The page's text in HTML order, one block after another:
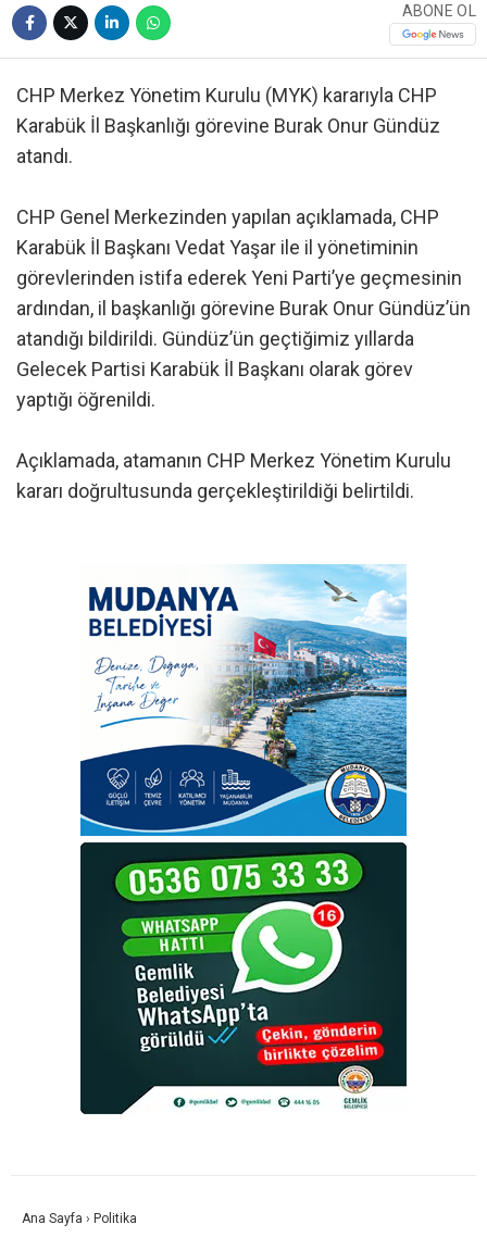
ABONE OL
CHP Merkez Yönetim Kurulu (MYK) kararıyla CHP
Karabük İl Başkanlığı görevine Burak Onur Gündüz
atandı.
CHP Genel Merkezinden yapılan açıklamada, CHP
Karabük İl Başkanı Vedat Yaşar ile il yönetiminin
görevlerinden istifa ederek Yeni Parti’ye geçmesinin
ardından, il başkanlığı görevine Burak Onur Gündüz’ün
atandığı bildirildi. Gündüz’ün geçtiğimiz yıllarda
Gelecek Partisi Karabük İl Başkanı olarak görev
yaptığı öğrenildi.
Açıklamada, atamanın CHP Merkez Yönetim Kurulu
kararı doğrultusunda gerçekleştirildiği belirtildi.
Ana Sayfa › Politika